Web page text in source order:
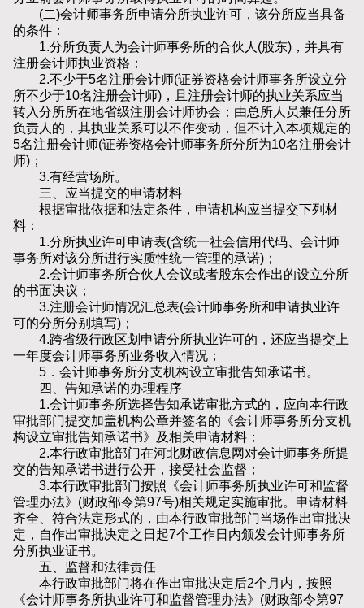
(二)会计师事务所申请分所执业许可，该分所应当具备
的条件：
1.分所负责人为会计师事务所的合伙人(股东)，并具有
注册会计师执业资格；
2.不少于5名注册会计师(证券资格会计师事务所设立分
所不少于10名注册会计师)，且注册会计师的执业关系应当
转入分所所在地省级注册会计师协会；由总所人员兼任分所
负责人的，其执业关系可以不作变动，但不计入本项规定的
5名注册会计师(证券资格会计师事务所分所为10名注册会计
师)；
3.有经营场所。
三、应当提交的申请材料
根据审批依据和法定条件，申请机构应当提交下列材
料：
1.分所执业许可申请表(含统一社会信用代码、会计师
事务所对该分所进行实质性统一管理的承诺)；
2.会计师事务所合伙人会议或者股东会作出的设立分所
的书面决议；
3.注册会计师情况汇总表(会计师事务所和申请执业许
可的分所分别填写)；
4.跨省级行政区划申请分所执业许可的，还应当提交上
一年度会计师事务所业务收入情况；
5．会计师事务所分支机构设立审批告知承诺书。
四、告知承诺的办理程序
1.会计师事务所选择告知承诺审批方式的，应向本行政
审批部门提交加盖机构公章并签名的《会计师事务所分支机
构设立审批告知承诺书》及相关申请材料；
2.本行政审批部门在河北财政信息网对会计师事务所提
交的告知承诺书进行公开，接受社会监督；
3.本行政审批部门按照《会计师事务所执业许可和监督
管理办法》(财政部令第97号)相关规定实施审批。申请材料
齐全、符合法定形式的，由本行政审批部门当场作出审批决
定，自作出审批决定之日起7个工作日内颁发会计师事务所
分所执业证书。
五、监督和法律责任
本行政审批部门将在作出审批决定后2个月内，按照
《会计师事务所执业许可和监督管理办法》(财政部令第97